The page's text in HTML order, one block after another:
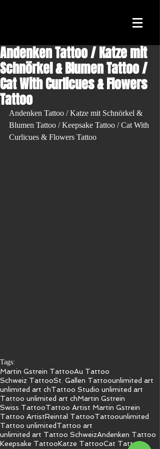
Andenken Tattoo / Katze mit
Schnörkel & Blumen Tattoo /
Cat With Curlicues & Flowers
Tattoo
Andenken Tattoo / Katze mit Schnörkel &
Blumen Tattoo / Keepsake Tattoo / Cat With
Curlicues & Flowers Tattoo
Tags:
Martin Gstrein TattooAu Tattoo
Schweiz TattooSt. Gallen Tattoounlimited art
unlimited art chTattoo Studio unlimited art
Tattoo unlimited art chMartin Gstrein
Swiss TattooTattoo Artist Martin Gstrein
Tattoo ArtistReintal TattooTattoounlimited
Tattoo unlimitedTattoo art
unlimited art Tattoo SchweizAndenken Tattoo
Keepsake TattooKatze TattooCat Tattoo